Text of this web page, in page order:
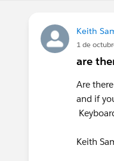
Keith
1 de
are
Are
and if
Keith